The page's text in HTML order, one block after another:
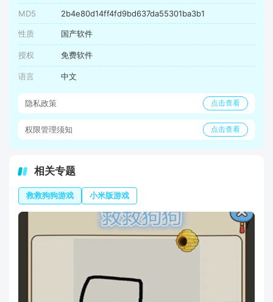
MD5 2b4e80d14ff4fd9bd637da55301ba3b1
性质 国产软件
授权 免费软件
语言 中文
隐私政策 点击查看
权限管理须知 点击查看
相关专题
救救狗狗游戏 小米版游戏